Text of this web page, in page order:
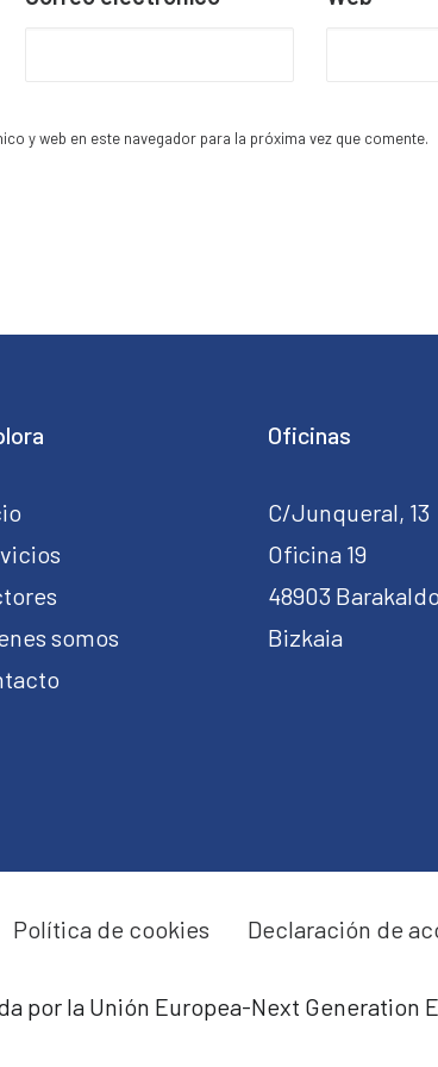
y web en este navegador para la próxima vez que comente.
somos
Oficinas
C/Junqueral, 13
Oficina 19
48903 Barakaldo
Bizkaia
Política de cookies Declaración de
por la Unión Europea-Next Generation